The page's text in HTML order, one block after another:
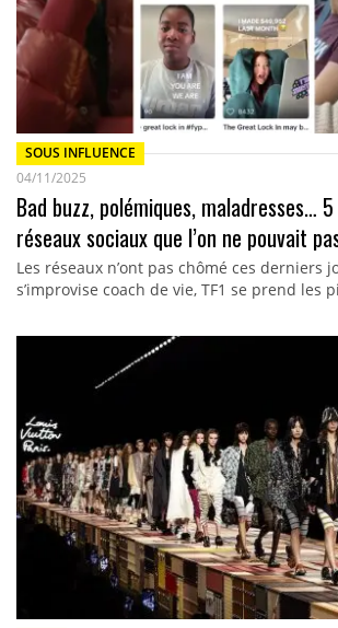
SOUS INFLUENCE
04/11/2025
Bad buzz, polémiques, maladresses…
réseaux sociaux que l’on ne pouvait
Les réseaux n’ont pas chômé ces derniers
s’improvise coach de vie, TF1 se prend les